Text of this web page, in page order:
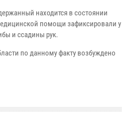
находится в состоянии
помощи зафиксировали у
и ссадины рук.
по данному факту возбуждено